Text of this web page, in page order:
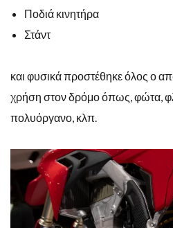
Ποδιά κινητήρα
Στάντ
και φυσικά προστέθηκε όλος ο
χρήση στον δρόμο όπως, φώτα,
πολυόργανο, κλπ.